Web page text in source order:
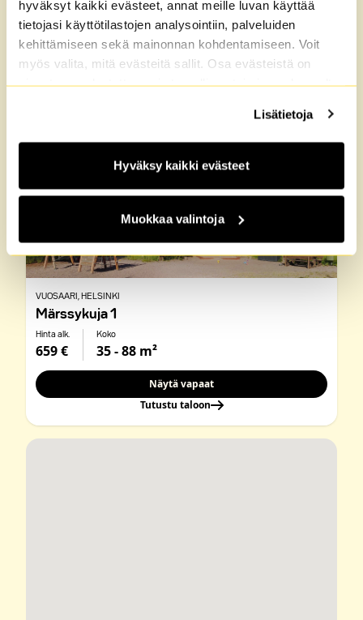
hyväksyt kaikki evästeet, annat meille luvan käyttää
tietojasi käyttötilastojen analysointiin, palveluiden
kehittämiseen sekä mainonnan kohdentamiseen. Voit
myös valita, mitä evästeitä sallit. Osa evästeistä on
sivustomme luotettavan ja turvallisen toiminnan kannalta
Lisätietoja
Hyväksy kaikki evästeet
Muokkaa valintoja
asunnot Vuosaari, Helsinki
1 taloa
VUOSAARI , HELSINKI
Märssykuja 1
Hinta alk.
659 €
Koko
35 - 88 m²
Näytä vapaat
Tutustu taloon